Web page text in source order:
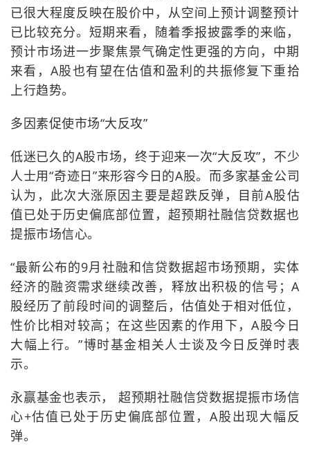
已很大程度反映在股价中，从空间上预计调整预计
已比较充分。短期来看，随着季报披露季的来临，
预计市场进一步聚焦景气确定性更强的方向，中期
来看，A股也有望在估值和盈利的共振修复下重拾
上行趋势。
多因素促使市场“大反攻”
低迷已久的A股市场，终于迎来一次“大反攻”，不少
人士用“奇迹日”来形容今日的A股。而多家基金公司
认为，此次大涨原因主要是超跌反弹，目前A股估
值已处于历史偏底部位置，超预期社融信贷数据也
提振市场信心。
“最新公布的9月社融和信贷数据超市场预期，实体
经济的融资需求继续改善，释放出积极的信号；A
股经历了前段时间的调整后，估值处于相对低位，
性价比相对较高；在这些因素的作用下，A股今日
大幅上行。”博时基金相关人士谈及今日反弹时表
示。
永赢基金也表示， 超预期社融信贷数据提振市场信
心+估值已处于历史偏底部位置，A股出现大幅反
弹。